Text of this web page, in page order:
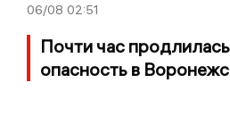
06/08 02:51
Почти час
опасность в